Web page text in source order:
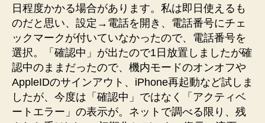
日程度かかる場合があります。私は即日使えるも
のだと思い、設定→電話を開き、電話番号にチェ
ックマークが付いていなかったので、電話番号を
選択。「確認中」が出たので1日放置しましたが確
認中のままだったので、機内モードのオンオフや
AppleIDのサインアウト、iPhone再起動など試しま
したが、今度は「確認中」ではなく「アクティベ
ートエラー」の表示が。ネットで調べる限り、残